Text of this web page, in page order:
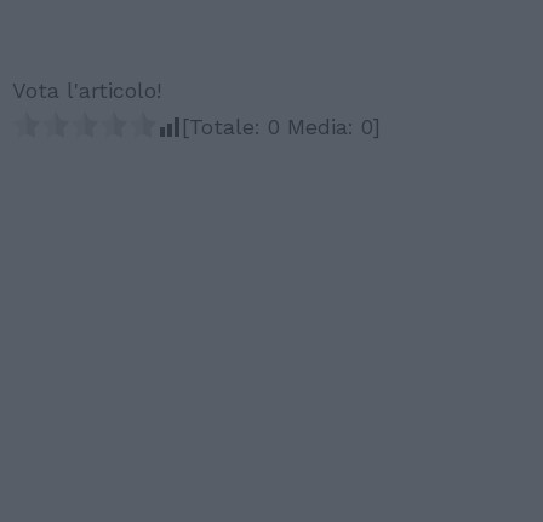
Vota l'articolo!
[Totale: 0 Media: 0]